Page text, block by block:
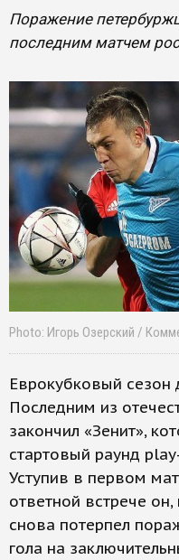
Поражение
последним матчем
Photo: Игорь Озерский /
Еврокубковый сезон
Последним из
закончил «Зенит»,
стартовый раунд
Уступив в первом
ответной встрече
снова потерпел
гола на